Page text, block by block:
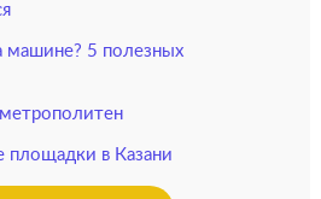
машине? 5 полезных
площадки в Казани